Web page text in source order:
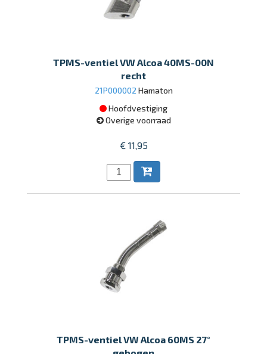
TPMS-ventiel VW Alcoa 40MS-00N
recht
21P000002 Hamaton
Hoofdvestiging
Overige voorraad
€ 11,95
TPMS-ventiel VW Alcoa 60MS 27°